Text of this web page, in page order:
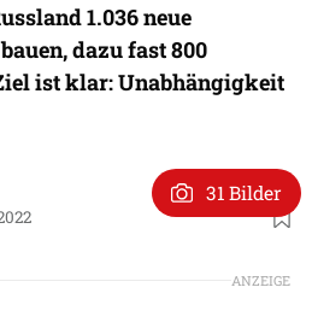
1.036 neue
dazu fast 800
ist klar: Unabhängigkeit
Foto: Irkut (UAC)
31 Bilder
ANZEIGE